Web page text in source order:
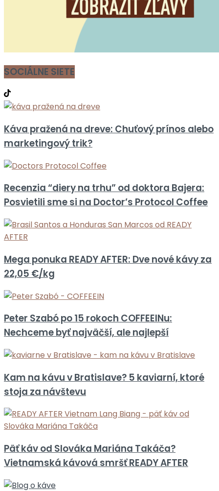
SOCIÁLNE SIETE
Káva pražená na dreve: Chuťový prínos alebo
marketingový trik?
Recenzia “diery na trhu” od doktora Bajera:
Posvietili sme si na Doctor’s Protocol Coffee
Mega ponuka READY AFTER: Dve nové kávy za
22,05 €/kg
Peter Szabó po 15 rokoch COFFEEINu:
Nechceme byť najväčší, ale najlepší
Kam na kávu v Bratislave? 5 kaviarní, ktoré
stoja za návštevu
Päť káv od Slováka Mariána Takáča?
Vietnamská kávová smršť READY AFTER